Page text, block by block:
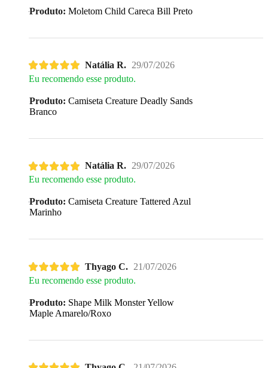
Produto: Moletom Child Careca Bill Preto
Natália R. 29/07/2026
Eu recomendo esse produto.
Produto: Camiseta Creature Deadly Sands
Branco
Natália R. 29/07/2026
Eu recomendo esse produto.
Produto: Camiseta Creature Tattered Azul
Marinho
Thyago C. 21/07/2026
Eu recomendo esse produto.
Produto: Shape Milk Monster Yellow
Maple Amarelo/Roxo